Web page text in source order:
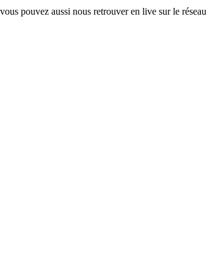
pouvez aussi nous retrouver en live sur le réseau